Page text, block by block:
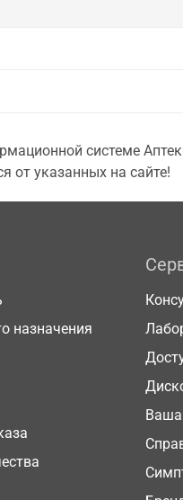
системе
от указанных на сайте!
назначения
Ваша